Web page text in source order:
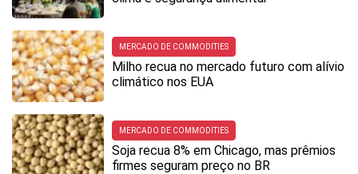
MERCADO DE COMMODITIES
Milho recua no mercado futuro com alívio
climático nos EUA
MERCADO DE COMMODITIES
Soja recua 8% em Chicago, mas prêmios
firmes seguram preço no BR